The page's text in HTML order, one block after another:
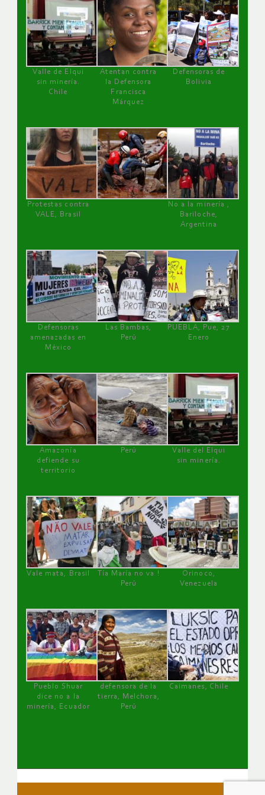
Valle de Elqui
sin minería.
Chile
Atentan contra
la Defensora
Francisca
Márquez
Defensoras de
Bolivia
Protestas contra
VALE, Brasil
No a la minería ,
Bariloche,
Argentina
Defensoras
amenazadas en
México
Las Bambas,
Perú
PUEBLA, Pue, 27
Enero
Amazonía
defiende su
territorio
Perú
Valle del Elqui
sin minería.
Vale mata, Brasil
Tía María no va !
Perú
Orinoco,
Venezuela
Pueblo Shuar
dice no a la
minería, Ecuador
defensora de la
tierra, Melchora,
Perú
Caimanes, Chile